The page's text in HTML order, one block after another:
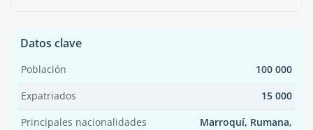
Datos clave
Población 100 000
Expatriados 15 000
Principales nacionalidades
Marroquí, Rumana,